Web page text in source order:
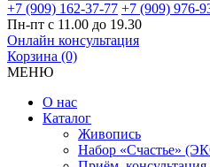
+7 (909) 162-37-77 +7 (909) 976-
Пн-пт с 11.00 до 19.30
Онлайн консультация
Корзина (0)
МЕНЮ
О нас
Каталог
Живопись
Набор